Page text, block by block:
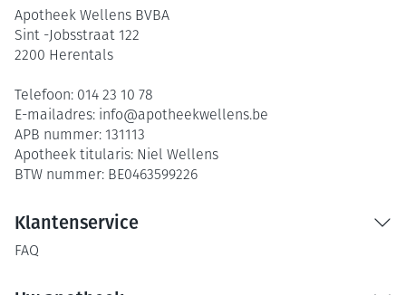
Apotheek Wellens BVBA
Sint -Jobsstraat 122
2200 Herentals
Telefoon: 014 23 10 78
E-mailadres: info@apotheekwellens.be
APB nummer: 131113
Apotheek titularis: Niel Wellens
BTW nummer: BE0463599226
Klantenservice
FAQ